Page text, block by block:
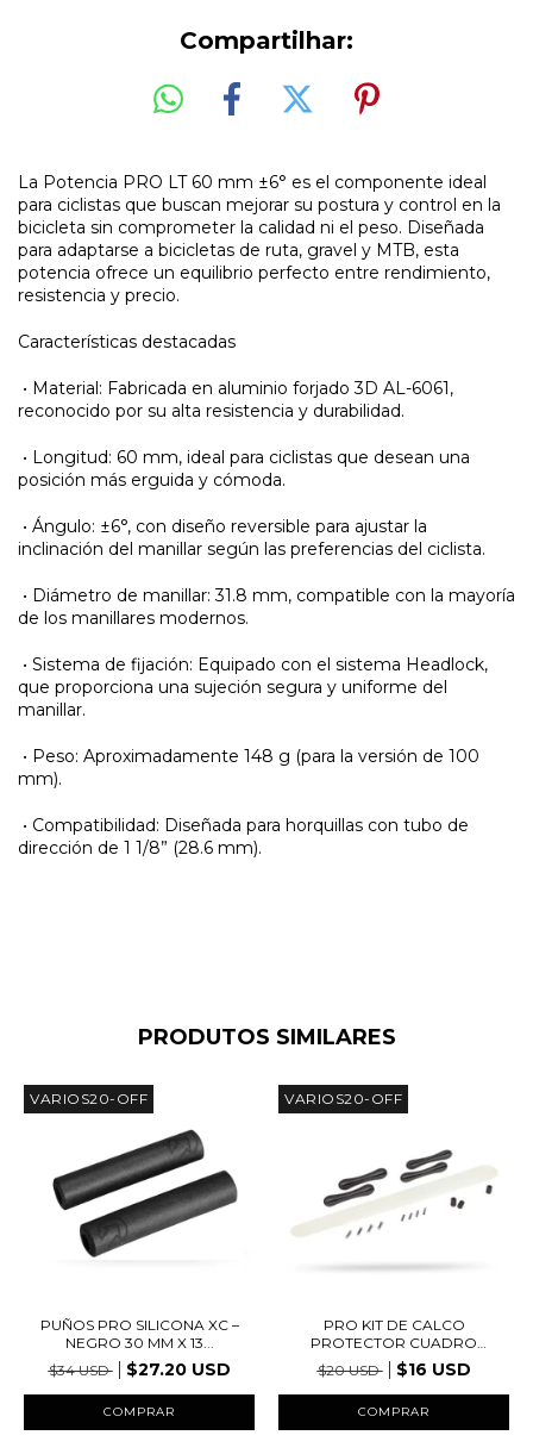
Compartilhar:
La Potencia PRO LT 60 mm ±6° es el componente ideal
para ciclistas que buscan mejorar su postura y control en la
bicicleta sin comprometer la calidad ni el peso. Diseñada
para adaptarse a bicicletas de ruta, gravel y MTB, esta
potencia ofrece un equilibrio perfecto entre rendimiento,
resistencia y precio.
Características destacadas
• Material: Fabricada en aluminio forjado 3D AL-6061,
reconocido por su alta resistencia y durabilidad.
• Longitud: 60 mm, ideal para ciclistas que desean una
posición más erguida y cómoda.
• Ángulo: ±6°, con diseño reversible para ajustar la
inclinación del manillar según las preferencias del ciclista.
• Diámetro de manillar: 31.8 mm, compatible con la mayoría
de los manillares modernos.
• Sistema de fijación: Equipado con el sistema Headlock,
que proporciona una sujeción segura y uniforme del
manillar.
• Peso: Aproximadamente 148 g (para la versión de 100
mm).
• Compatibilidad: Diseñada para horquillas con tubo de
dirección de 1 1/8” (28.6 mm).
PRODUTOS SIMILARES
VARIOS20-OFF
PUÑOS PRO SILICONA XC –
NEGRO 30 MM X 13...
$34 USD
$27.20 USD
VARIOS20-OFF
PRO KIT DE CALCO
PROTECTOR CUADRO
TRANSP...
$20 USD $16 USD